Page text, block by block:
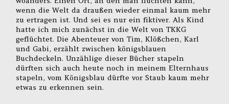
wenn die Welt da draußen wieder einmal kaum mehr
zu ertragen ist. Und sei es nur ein fiktiver. Als Kind
hatte ich mich zunächst in die Welt von TKKG
geflüchtet. Die Abenteuer von Tim, Klößchen, Karl
und Gabi, erzählt zwischen königsblauen
Buchdeckeln. Unzählige dieser Bücher stapeln
dürften sich auch heute noch in meinem Elternhaus
stapeln, vom Königsblau dürfte vor Staub kaum mehr
etwas zu erkennen sein.